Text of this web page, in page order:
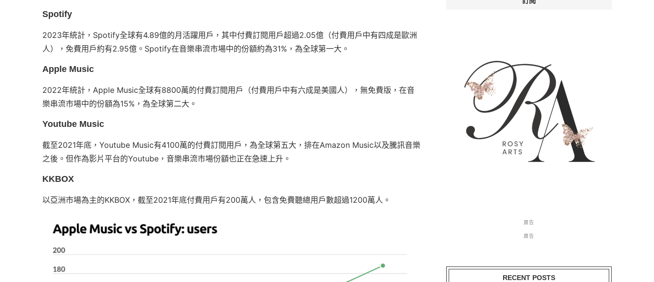
Spotify
2023年統計，Spotify全球有4.89億的月活躍用戶，其中付費訂閱用戶超過2.05億（付費用戶中有四成是歐洲
人），免費用戶約有2.95億。Spotify在音樂串流市場中的份額約為31%，為全球第一大。
Apple Music
2022年統計，Apple Music全球有8800萬的付費訂閱用戶（付費用戶中有六成是美國人），無免費版，在音
樂串流市場中的份額為15%，為全球第二大。
Youtube Music
截至2021年底，Youtube Music有4100萬的付費訂閱用戶，為全球第五大，排在Amazon Music以及騰訊音樂
之後。但作為影片平台的Youtube，音樂串流市場份額也正在急速上升。
KKBOX
以亞洲市場為主的KKBOX，截至2021年底付費用戶有200萬人，包含免費聽總用戶數超過1200萬人。
廣告
廣告
RECENT POSTS